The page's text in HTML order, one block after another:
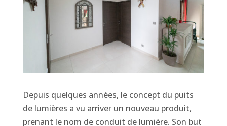
Depuis quelques années, le concept du puits
de lumières a vu arriver un nouveau produit,
prenant le nom de conduit de lumière. Son but